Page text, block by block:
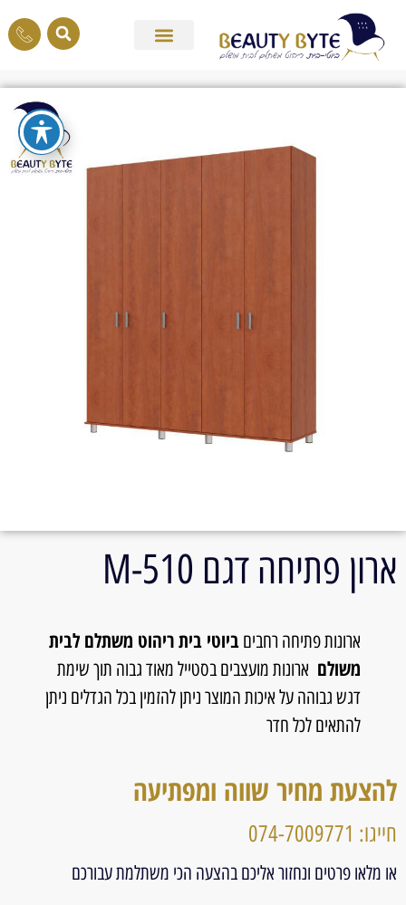
ארון פתיחה דגם 510-M
ארונות פתיחה רחבים ביוטי בית ריהוט משתלם לבית
משולם ארונות מועצבים בסטייל מאוד גבוה תוך שימת
דגש גבוהה על איכות המוצר ניתן להזמין בכל הגדלים ניתן
להתאים לכל חדר
להצעת מחיר שווה ומפתיעה
חייגו: 074-7009771
או מלאו פרטים ונחזור אליכם בהצעה הכי משתלמת עבורכם